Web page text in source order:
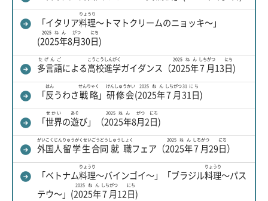
「イタリア料理
りょうり
～トマトクリームのニョッキ～」
(2025年
2025ねん
8月
がつ
30日
にち
)
多言語
たげんご
による高校
こうこう
進学
しんがく
ガイダンス（2025年
2025ねん
7月
しちがつ
13日
にち
)
「反
はん
うわさ戦略
せんりゃく
」 研修会
けんしゅうかい
(2025年
2025ねん
7月
しちがつ
31日
31にち
)
「世界
せかい
の遊
あそ
び」（2025年
2025ねん
8月
がつ
2日
にち
)
外国人
がいこくじん
留学生
りゅうがくせい
合同
ごうどう
就職
しゅうしょく
フェア（2025年
2025ねん
7月
しちがつ
29日
にち
）
「ベトナム料理
りょうり
～バインゴイ～」「ブラジル料理
りょうり
～パス
テウ～」(2025年
2025ねん
7月
しちがつ
12日
にち
)